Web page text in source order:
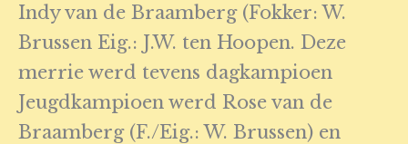
Indy van de Braamberg (Fokker: W.
Brussen Eig.: J.W. ten Hoopen. Deze
merrie werd tevens dagkampioen
Jeugdkampioen werd Rose van de
Braamberg (F./Eig.: W. Brussen) en